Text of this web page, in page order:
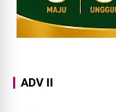
ADV II